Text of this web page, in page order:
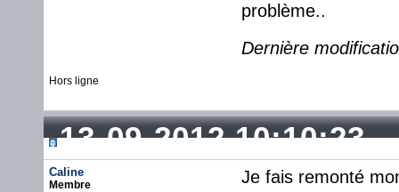
problème..
Dernière
Hors ligne
13-09-2012 10:10:23
Caline
Membre Je fais remonté